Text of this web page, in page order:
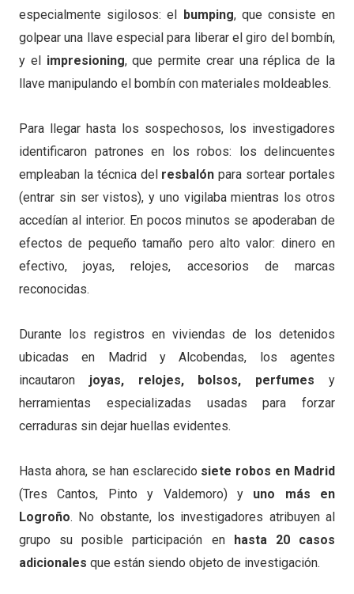
especialmente sigilosos: el bumping, que consiste en
golpear una llave especial para liberar el giro del bombín,
y el impresioning, que permite crear una réplica de la
llave manipulando el bombín con materiales moldeables.
Para llegar hasta los sospechosos, los investigadores
identificaron patrones en los robos: los delincuentes
empleaban la técnica del resbalón para sortear portales
(entrar sin ser vistos), y uno vigilaba mientras los otros
accedían al interior. En pocos minutos se apoderaban de
efectos de pequeño tamaño pero alto valor: dinero en
efectivo, joyas, relojes, accesorios de marcas
reconocidas.
Durante los registros en viviendas de los detenidos
ubicadas en Madrid y Alcobendas, los agentes
incautaron joyas, relojes, bolsos, perfumes y
herramientas especializadas usadas para forzar
cerraduras sin dejar huellas evidentes.
Hasta ahora, se han esclarecido siete robos en Madrid
(Tres Cantos, Pinto y Valdemoro) y uno más en
Logroño. No obstante, los investigadores atribuyen al
grupo su posible participación en hasta 20 casos
adicionales que están siendo objeto de investigación.